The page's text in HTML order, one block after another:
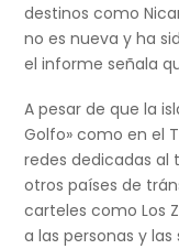
destinos como
no es nueva y ha
el informe señala
A pesar de que la
Golfo» como en el
redes dedicadas al
otros países de
carteles como Los
a las personas y